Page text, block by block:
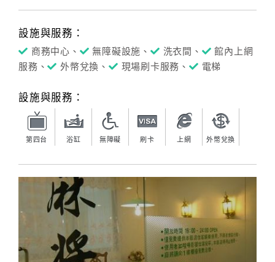
Q&A
房
收
設施與服務：
商務中心、 無障礙設施、 洗衣間、
館內上網
服務、
外幣兌換、 現場刷卡服務、 電梯
設施與服務：
第四台 浴缸 無障礙 刷卡 上網 外幣兌換